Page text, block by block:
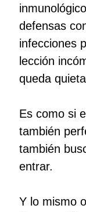
defensas
infecciones
lección
queda
Es como si
también
también
entrar.
Y lo mismo